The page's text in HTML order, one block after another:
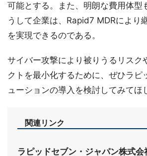
可能とする。また、明朗な費用体型
うして企業は、Rapid7 MDRにより
を実現できるのである。
サイバー攻撃により被りうるリスク
クトを最小化するために、ぜひラピ
ューションの導入を検討してみてほ
関連リンク
ラピッドセブン・ジャパン株式会